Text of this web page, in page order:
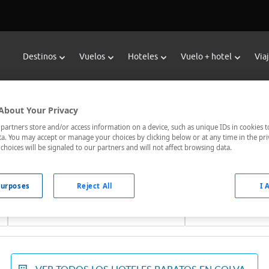
Destinos Vuelos Hoteles Vuelo + hotel
Reservar Hoteles en Colva
de Viajes Carrefour te ofrece hoteles baratos en Colvaa
el hotel que busques nosotros te lo encontramos al
Fechas *
Your Privacy
store and/or access information on a device, such as unique IDs in cookies
You may accept or manage your choices by clicking below or at any time in the
choices will be signaled to our partners and will not affect browsing data.
Reject All I